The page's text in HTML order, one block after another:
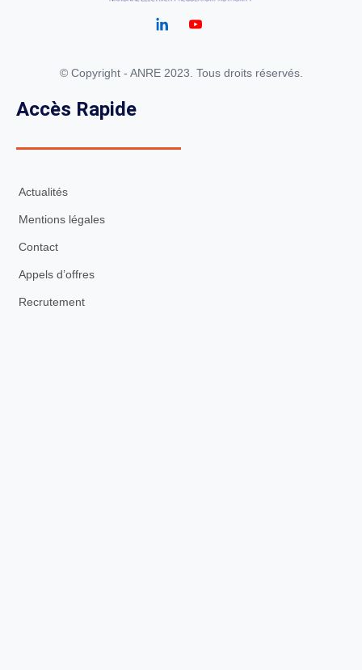
© Copyright - ANRE 2023. Tous droits réservés.
Accès Rapide
Actualités
Mentions légales
Contact
Appels d’offres
Recrutement